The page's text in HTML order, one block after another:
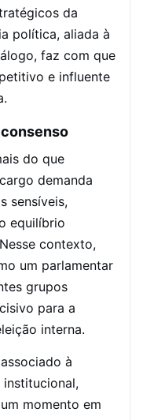
da
política, aliada à
faz com que
e influente
do que
demanda
sensíveis,
equilíbrio
contexto,
um parlamentar
grupos
para a
interna.
à
momento em